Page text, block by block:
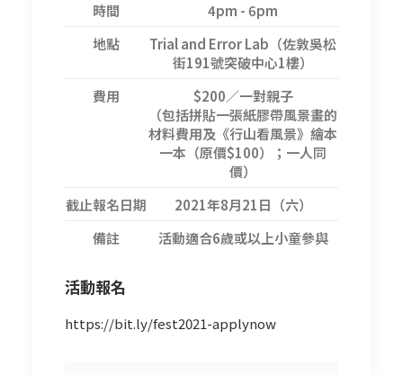
時間
4pm - 6pm
地點
Trial and Error Lab（佐敦吳松
街191號突破中心1樓）
費用
$200／一對親子
（包括拼貼一張紙膠帶風景畫的
材料費用及《行山看風景》繪本
一本（原價$100）；一人同
價）
截止報名日期
2021年8月21日（六）
備註
活動適合6歲或以上小童參與
活動報名
https://bit.ly/fest2021-applynow